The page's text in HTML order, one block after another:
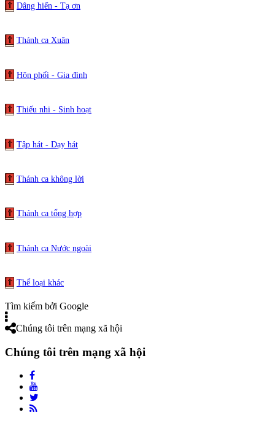
Dâng hiến - Tạ ơn
Thánh ca Xuân
Hôn phối - Gia đình
Thiếu nhi - Sinh hoạt
Tập hát - Dạy hát
Thánh ca không lời
Thánh ca tổng hợp
Thánh ca Nước ngoài
Thể loại khác
Tìm kiếm bởi Google
Chúng tôi trên mạng xã hội
Chúng tôi trên mạng xã hội